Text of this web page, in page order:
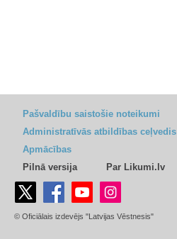
Pašvaldību saistošie noteikumi
Administratīvās atbildības ceļvedis
Apmācības
Pilnā versija
Par Likumi.lv
© Oficiālais izdevējs "Latvijas Vēstnesis"